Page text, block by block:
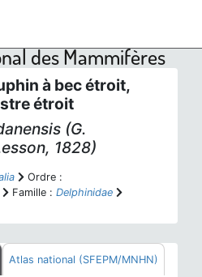
des Mammifères
à bec étroit,
étroit
(G.
1828)
Ordre :
Famille : Delphinidae
Atlas national (SFEPM/MNHN)